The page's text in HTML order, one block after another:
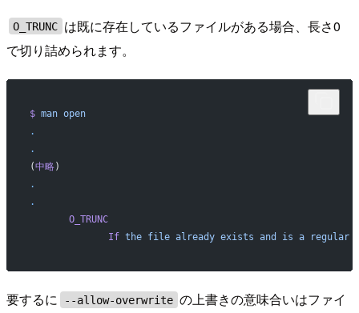
O_TRUNC は既に存在しているファイルがある場合、長さ0
で切り詰められます。
$ man open
.
.
(中略)
.
.
       O_TRUNC
              If
the file already exists and is a regular
要するに --allow-overwrite の上書きの意味合いはファイ